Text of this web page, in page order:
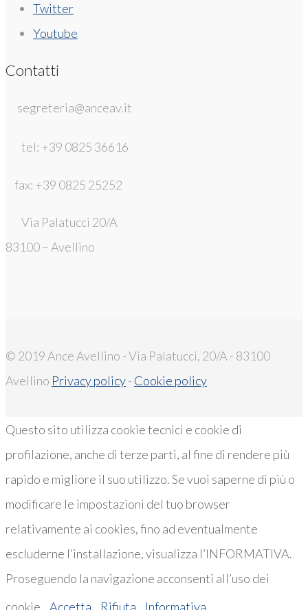
Twitter
Youtube
Contatti
segreteria@anceav.it
tel: +39 0825 36616
fax: +39 0825 25252
Via Palatucci 20/A
83100 – Avellino
© 2019 Ance Avellino - Via Palatucci, 20/A - 83100
Avellino Privacy policy- Cookie policy
Questo sito utilizza cookie tecnici e cookie di
profilazione, anche di terze parti, al fine di rendere più
rapido e migliore il suo utilizzo. Se vuoi saperne di più o
modificare le impostazioni del tuo browser
relativamente ai cookies, fino ad eventualmente
escluderne l’installazione, visualizza l’INFORMATIVA.
Proseguendo la navigazione acconsenti all’uso dei
cookie.. Accetta Rifiuta Informativa